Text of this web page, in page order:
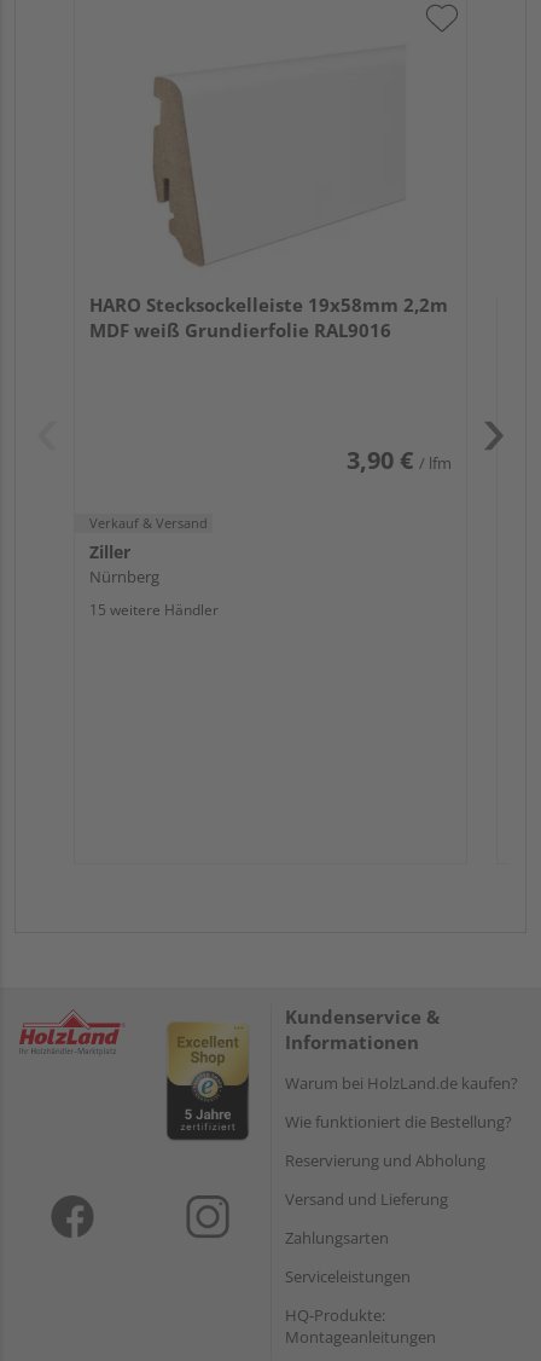
HARO Stecksockelleiste 19x58mm 2,2m
MDF weiß Grundierfolie RAL9016
3,90 € / lfm
Verkauf & Versand
Ziller
Nürnberg
15 weitere Händler
Kundenservice &
Informationen
Warum bei HolzLand.de kaufen?
Wie funktioniert die Bestellung?
Reservierung und Abholung
Versand und Lieferung
Zahlungsarten
Serviceleistungen
HQ-Produkte:
Montageanleitungen